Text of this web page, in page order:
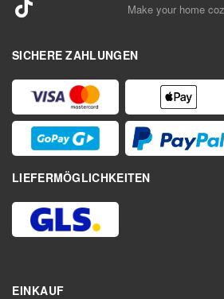
Make your home
SICHERE ZAHLUNGEN
LIEFERMÖGLICHKEITEN
EINKAUF